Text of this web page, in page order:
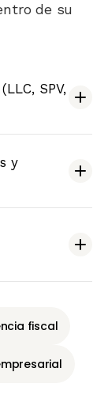
de su
SPV,
y
fiscal